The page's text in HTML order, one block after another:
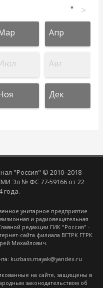
▼ >
Апр
Авг
Дек
"Россия" © 2010–2018
Эл № ФС 77-59166 от 22
года.
унитарное предприятие
и радиовещательная
редакции ГИК "Россия" -
сайта филиала ВГТРК ГТРК
Михайлович.
kuzbass.mayak@yandex.ru
на сайте, защищены в
законодательством об